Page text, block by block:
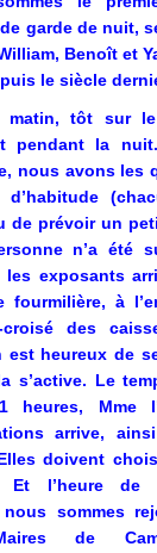
garde de nuit,
Benoît et
le siècle
matin, tôt sur
pendant la
nous avons les
d’habitude
de prévoir un
n’a été
les exposants
fourmilière, à
croisé des
est heureux de
s’active. Le
heures, Mme
arrive,
doivent
l’heure de
nous sommes
de